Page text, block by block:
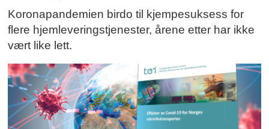
Koronapandemien birdo til kjempesuksess for
flere hjemleveringstjenester, årene etter har ikke
vært like lett.